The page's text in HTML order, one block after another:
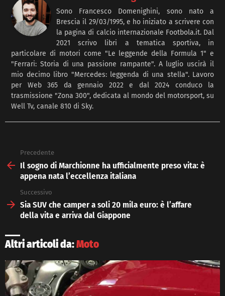
Sono Francesco Domenighini, sono nato a
Brescia il 29/03/1995, e ho iniziato a scrivere con
la pagina di calcio internazionale Footbola.it. Dal
2021 scrivo libri a tematica sportiva, in
particolare di motori come "Le leggende della Formula 1" e
"Ferrari: Storia di una passione rampante". A luglio uscirà il
mio decimo libro "Mercedes: leggenda di una stella". Lavoro
per Web 365 da gennaio 2022 e dal 2024 conduco la
trasmissione "Zona 300", dedicata al mondo del motorsport, su
Well Tv, canale 810 di Sky.
more
Precedente
Il sogno di Marchionne ha ufficialmente preso vita: è
appena nata l’eccellenza italiana
Successivo
Sia SUV che camper a soli 20 mila euro: è l’affare
della vita e arriva dal Giappone
Altri articoli da:Moto